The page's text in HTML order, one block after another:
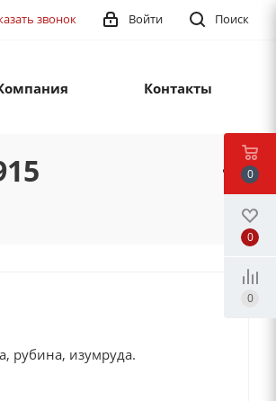
Поиск
Войти
звонок
Контакты
рубина, изумруда.
0
0
0